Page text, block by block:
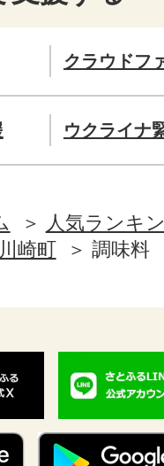
クラウドフ
ウクライナ
人気ランキ
川崎町 調味料